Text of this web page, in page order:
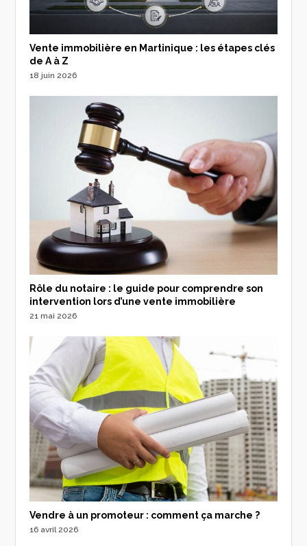
Vente immobilière en Martinique : les étapes clés
de A à Z
18 juin 2026
Rôle du notaire : le guide pour comprendre son
intervention lors d’une vente immobilière
21 mai 2026
Vendre à un promoteur : comment ça marche ?
16 avril 2026